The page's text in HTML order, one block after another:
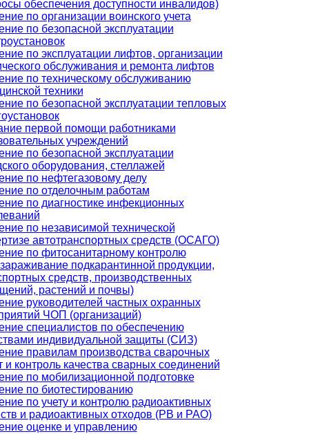
обеспечения доступности инвалидов)
по организации воинского учета
по безопасной эксплуатации
по эксплуатации лифтов, организации
обслуживания и ремонта лифтов
по техническому обслуживанию
техники
по безопасной эксплуатации тепловых
первой помощи работниками
учреждений
по безопасной эксплуатации
оборудования, стеллажей
по нефтегазовому делу
по отделочным работам
по диагностике инфекционных
по независимой технической
автотранспортных средств (ОСАГО)
по фитосанитарному контролю
подкарантинной продукции,
средств, производственных
растений и почвы)
руководителей частных охранных
ЧОП (организаций)
специалистов по обеспечению
индивидуальной защиты (СИЗ)
правилам производства сварочных
и контроль качества сварных соединений
по мобилизационной подготовке
по биотестированию
по учету и контролю радиоактивных
и радиоактивных отходов (РВ и РАО)
оценке и управлению